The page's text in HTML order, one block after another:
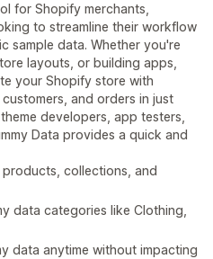
for Shopify merchants,
to streamline their workflow
sample data. Whether you're
layouts, or building apps,
your Shopify store with
and orders in just
developers, app testers,
Data provides a quick and
collections, and
data categories like Clothing,
data anytime without impacting